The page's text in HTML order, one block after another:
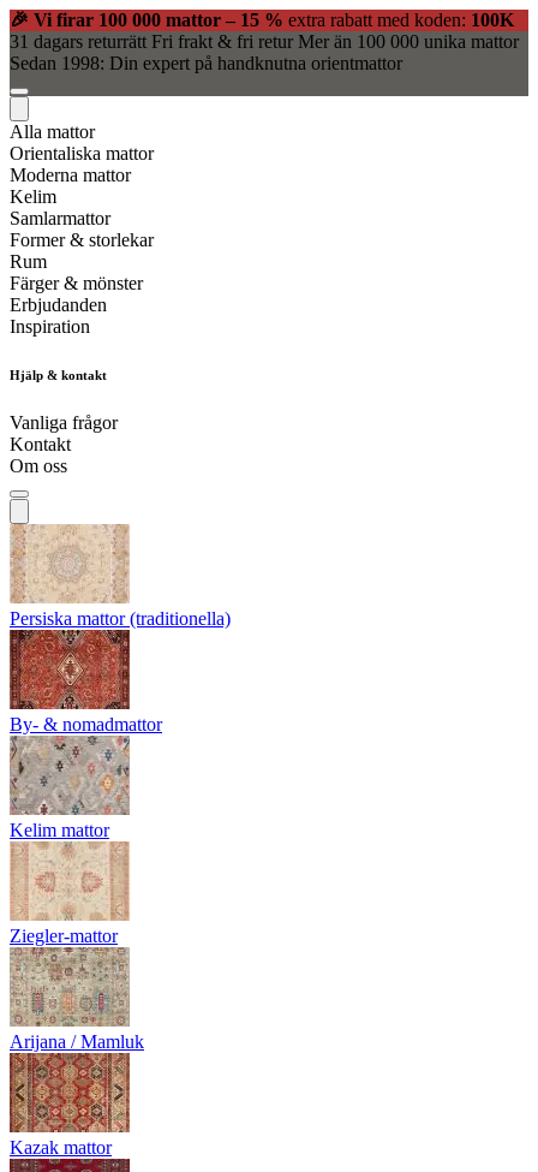
🎉 Vi firar 100 000 mattor – 15 % extra rabatt med koden: 100K
31 dagars returrätt Fri frakt & fri retur Mer än 100 000 unika mattor
Sedan 1998: Din expert på handknutna orientmattor
Alla mattor
Orientaliska mattor
Moderna mattor
Kelim
Samlarmattor
Former & storlekar
Rum
Färger & mönster
Erbjudanden
Inspiration
Hjälp & kontakt
Vanliga frågor
Kontakt
Om oss
Persiska mattor (traditionella)
By- & nomadmattor
Kelim mattor
Ziegler-mattor
Arijana / Mamluk
Kazak mattor